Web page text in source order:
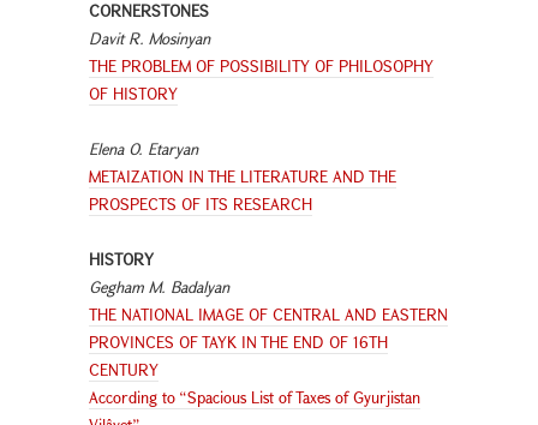
CORNERSTONES
Davit R. Mosinyan
THE PROBLEM OF POSSIBILITY OF PHILOSOPHY
OF HISTORY
Elena O. Etaryan
METAIZATION IN THE LITERATURE AND THE
PROSPECTS OF ITS RESEARCH
HISTORY
Gegham M. Badalyan
THE NATIONAL IMAGE OF CENTRAL AND EASTERN
PROVINCES OF TAYK IN THE END OF 16TH
CENTURY
According to “Spacious List of Taxes of Gyurjistan